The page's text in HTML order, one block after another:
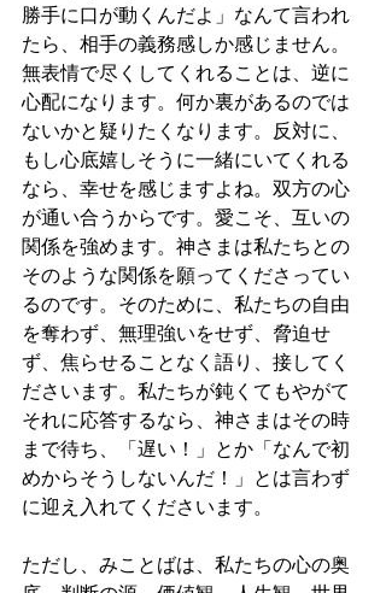
勝手に口が動くんだよ」なんて言われ
たら、相手の義務感しか感じません。
無表情で尽くしてくれることは、逆に
心配になります。何か裏があるのでは
ないかと疑りたくなります。反対に、
もし心底嬉しそうに一緒にいてくれる
なら、幸せを感じますよね。双方の心
が通い合うからです。愛こそ、互いの
関係を強めます。神さまは私たちとの
そのような関係を願ってくださってい
るのです。そのために、私たちの自由
を奪わず、無理強いをせず、脅迫せ
ず、焦らせることなく語り、接してく
ださいます。私たちが鈍くてもやがて
それに応答するなら、神さまはその時
まで待ち、「遅い！」とか「なんで初
めからそうしないんだ！」とは言わず
に迎え入れてくださいます。
ただし、みことばは、私たちの心の奥